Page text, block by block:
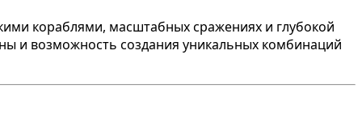
кораблями, масштабных сражениях и глубокой
и возможность создания уникальных комбинаций